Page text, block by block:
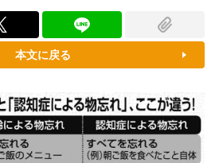
本文に戻る